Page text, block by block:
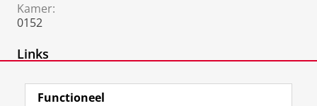
Kamer:
0152
Links
Functioneel